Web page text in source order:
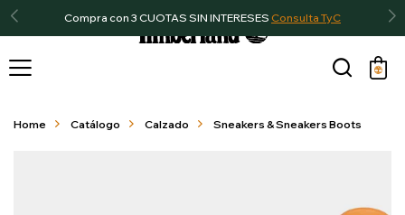
Compra con 3 CUOTAS SIN INTERESES Consulta TyC

Home Catálogo Calzado Sneakers & Sneakers Boots